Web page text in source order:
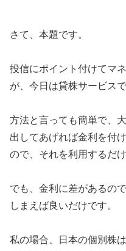
さて、本題です。
投信にポイント付けてマ
が、今日は貸株サービス
方法と言っても簡単で、
出してあげれば金利を付
ので、それを利用するだけ
でも、金利に差があるの
しまえば良いだけです。
私の場合、日本の個別株